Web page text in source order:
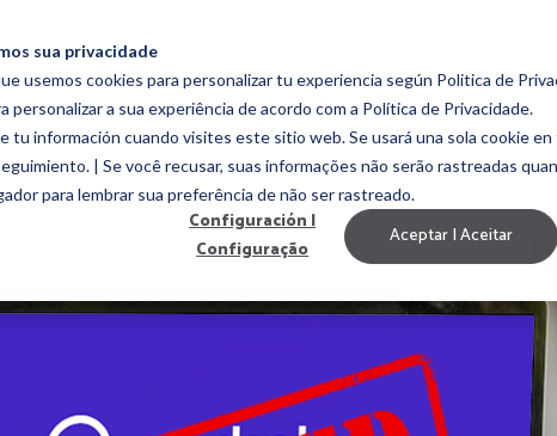
sua privacidade
usemos cookies para personalizar tu experiencia según Politica de
a sua experiência de acordo com a Política de Privacidade.
tu información cuando visites este sitio web. Se usará una sola cookie
| Se você recusar, suas informações não serão rastreadas
para lembrar sua preferência de não ser rastreado.
Configuración |
Configuração
Aceptar | Aceitar
EMPLOYEE ENGAGEMENT EMPLOYEE EXPERIENCE MARCA